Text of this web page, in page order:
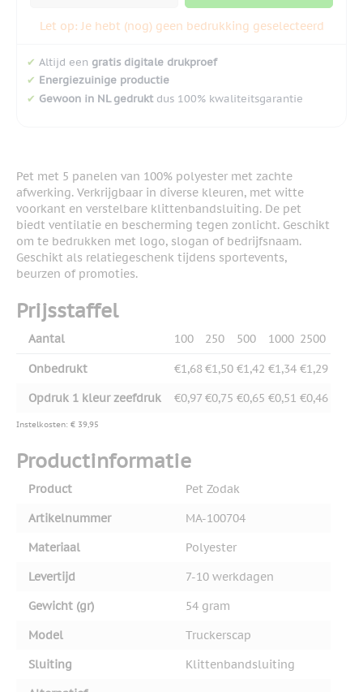
Let op: Je hebt (nog) geen bedrukking geselecteerd
✔ Altijd een gratis digitale drukproef
✔ Energiezuinige productie
✔ Gewoon in NL gedruktdus 100% kwaliteitsgarantie
Pet met 5 panelen van 100% polyester met zachte
afwerking. Verkrijgbaar in diverse kleuren, met witte
voorkant en verstelbare klittenbandsluiting. De pet
biedt ventilatie en bescherming tegen zonlicht. Geschikt
om te bedrukken met logo, slogan of bedrijfsnaam.
Geschikt als relatiegeschenk tijdens sportevents,
beurzen of promoties.
Prijsstaffel
Aantal 100 250 500 1000 2500
Onbedrukt €1,68 €1,50 €1,42 €1,34 €1,29
Opdruk 1 kleur zeefdruk
€0,97 €0,75 €0,65 €0,51 €0,46
Instelkosten: € 39,95
Productinformatie
Product
Pet Zodak
Artikelnummer
MA-100704
Materiaal
Polyester
Levertijd
7-10 werkdagen
Gewicht (gr)
54 gram
Model
Truckerscap
Sluiting
Klittenbandsluiting